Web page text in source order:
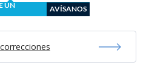
UN
AVÍSANOS